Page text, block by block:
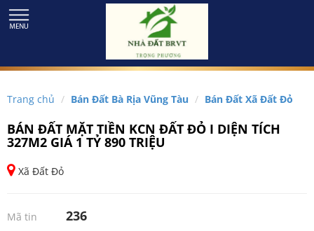
Trang chủ Bán Đất Bà Rịa Vũng Tàu Bán Đất Xã Đất Đỏ
BÁN ĐẤT MẶT TIỀN KCN ĐẤT ĐỎ I DIỆN TÍCH
327M2 GIÁ 1 TỶ 890 TRIỆU
Xã Đất Đỏ
Mã tin 236